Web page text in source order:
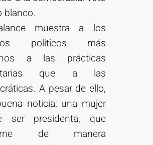
blanco.
muestra a los
políticos más
a las prácticas
que a las
A pesar de ello,
noticia: una mujer
ser presidenta, que
de manera